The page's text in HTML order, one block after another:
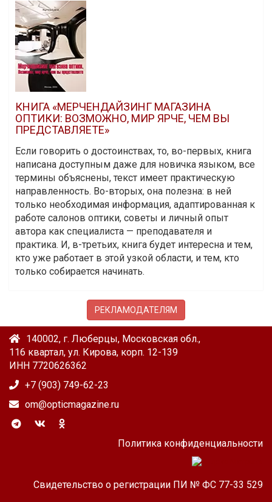
КНИГА «МЕРЧЕНДАЙЗИНГ МАГАЗИНА
ОПТИКИ: ВОЗМОЖНО, МИР ЯРЧЕ, ЧЕМ ВЫ
ПРЕДСТАВЛЯЕТЕ»
Если говорить о достоинствах, то, во-первых, книга
написана доступным даже для новичка языком, все
термины объяснены, текст имеет практическую
направленность. Во-вторых, она полезна: в ней
только необходимая информация, адаптированная к
работе салонов оптики, советы и личный опыт
автора как специалиста — преподавателя и
практика. И, в-третьих, книга будет интересна и тем,
кто уже работает в этой узкой области, и тем, кто
только собирается начинать.
РЕКЛАМОДАТЕЛЯМ
140002, г. Люберцы, Московская обл.,
116 квартал, ул. Кирова, корп. 12-139
ИНН 7720626362
+7 (903) 749-62-23
om@opticmagazine.ru
Политика конфиденциальности
Свидетельство о регистрации ПИ № ФС 77-33 529